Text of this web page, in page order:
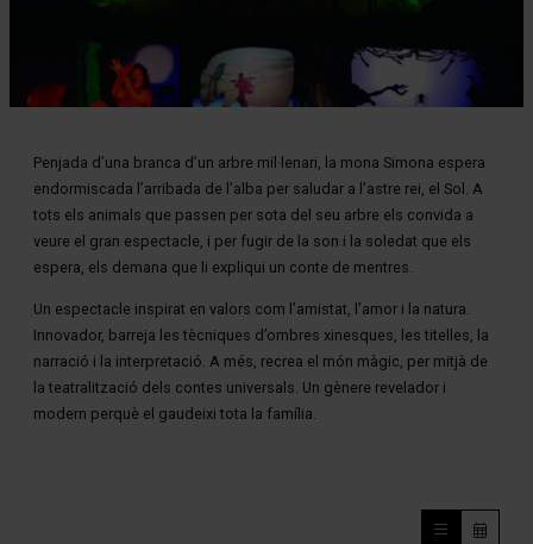
Penjada d’una branca d’un arbre mil·lenari, la mona Simona espera
endormiscada l’arribada de l’alba per saludar a l’astre rei, el Sol. A
tots els animals que passen per sota del seu arbre els convida a
veure el gran espectacle, i per fugir de la son i la soledat que els
espera, els demana que li expliqui un conte de mentres.
Un espectacle inspirat en valors com l’amistat, l’amor i la natura.
Innovador, barreja les tècniques d’ombres xinesques, les titelles, la
narració i la interpretació. A més, recrea el món màgic, per mitjà de
la teatralització dels contes universals. Un gènere revelador i
modern perquè el gaudeixi tota la família.